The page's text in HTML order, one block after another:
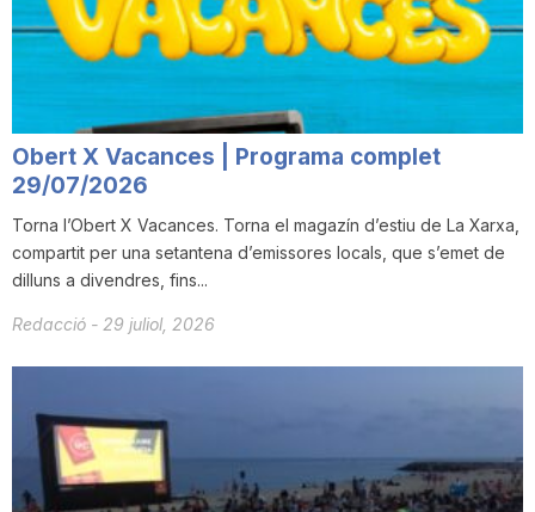
Obert X Vacances | Programa complet
29/07/2026
Torna l’Obert X Vacances. Torna el magazín d’estiu de La Xarxa,
compartit per una setantena d’emissores locals, que s’emet de
dilluns a divendres, fins...
Redacció - 29 juliol, 2026